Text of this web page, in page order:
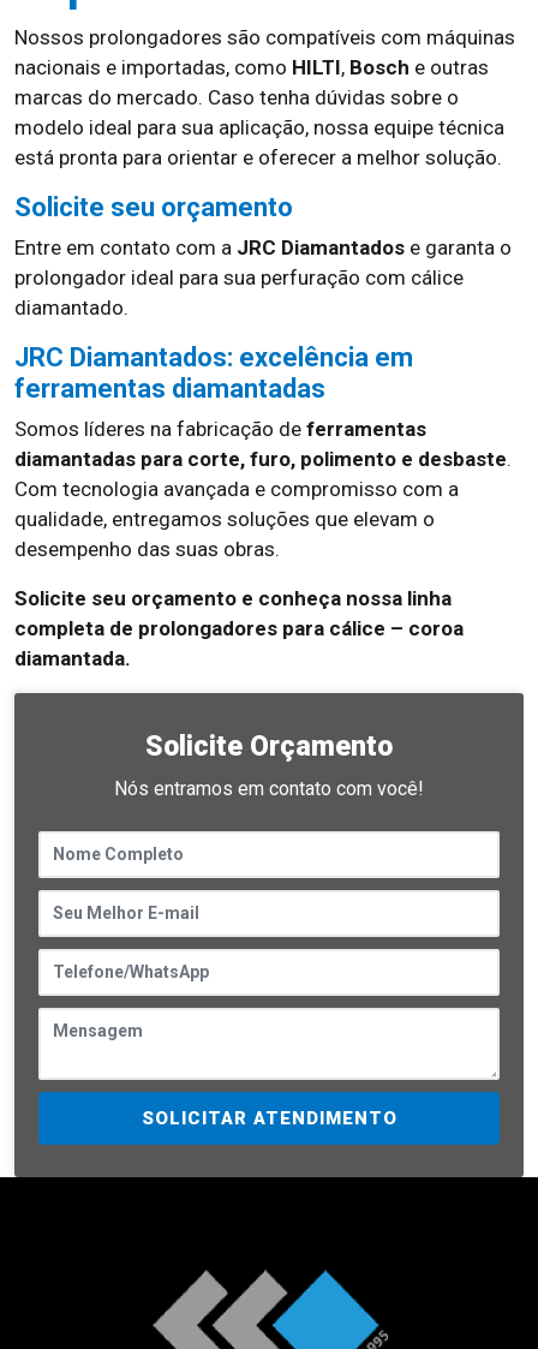
Nossos prolongadores são compatíveis com máquinas
nacionais e importadas, como HILTI, Bosch e outras
marcas do mercado. Caso tenha dúvidas sobre o
modelo ideal para sua aplicação, nossa equipe técnica
está pronta para orientar e oferecer a melhor solução.
Solicite seu orçamento
Entre em contato com a JRC Diamantados e garanta o
prolongador ideal para sua perfuração com cálice
diamantado.
JRC Diamantados: excelência em
ferramentas diamantadas
Somos líderes na fabricação de ferramentas
diamantadas para corte, furo, polimento e desbaste.
Com tecnologia avançada e compromisso com a
qualidade, entregamos soluções que elevam o
desempenho das suas obras.
Solicite seu orçamento e conheça nossa linha
completa de prolongadores para cálice – coroa
diamantada.
Solicite Orçamento
Nós entramos em contato com você!
SOLICITAR ATENDIMENTO